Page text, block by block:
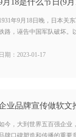
月18是什么节日(9
年9月18日晚，日本关
路，诬告中国军队破坏。
日期：2023-01-17
业品牌宣传做软
今，大到世界五百强企业
牌口碑塑造和传播的重要